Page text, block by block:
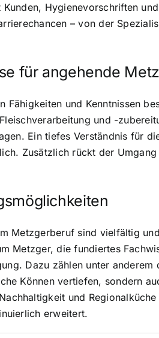
Hygienevorschriften
– von der
für angehende
Fähigkeiten und Kenntnissen
und -
Ein tiefes Verständnis für
Zusätzlich rückt der
Metzgerberuf sind vielfältig
Metzger, die fundiertes
Dazu zählen unter
Können vertiefen, sondern
und
erweitert.